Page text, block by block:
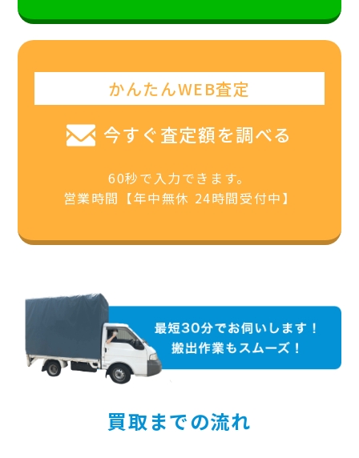
かんたんWEB査定
今すぐ査定額を調べる
60秒で入力できます。
営業時間【年中無休 24時間受付中】
買取までの流れ